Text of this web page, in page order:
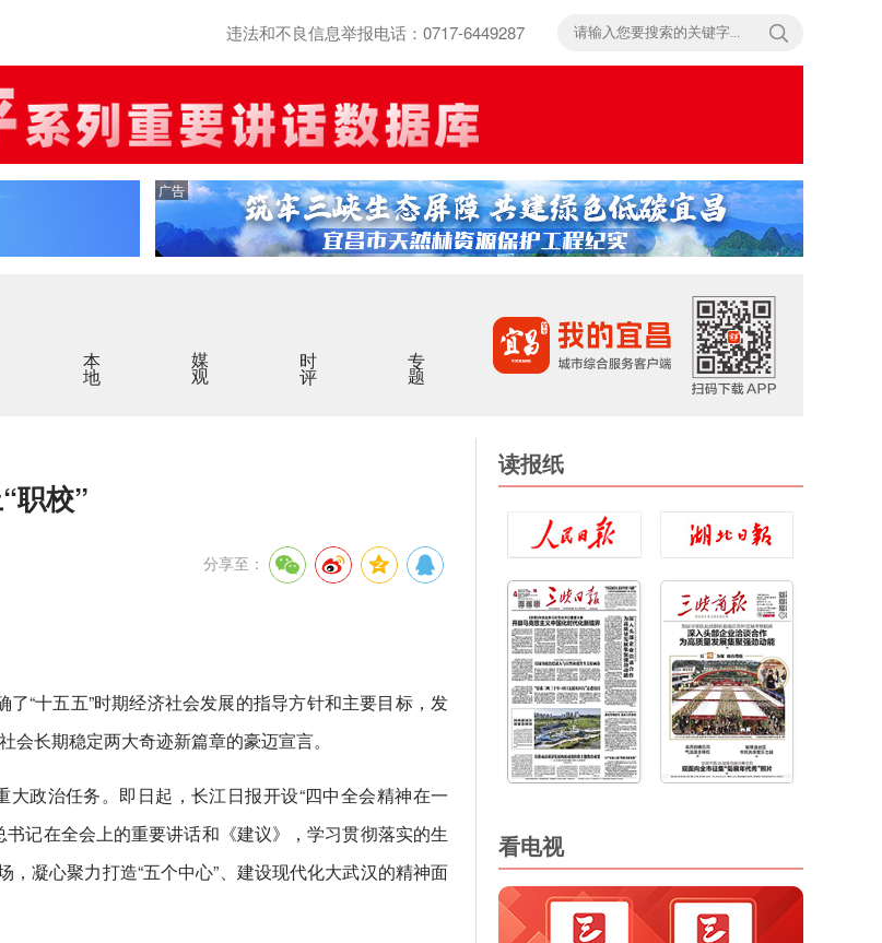
违法和不良信息举报电话：0717-6449287
广告
本地 媒观 时评 专题
职校”
分享至：
“十五五”时期经济社会发展的指导方针和主要目标，发
长期稳定两大奇迹新篇章的豪迈宣言。
政治任务。即日起，长江日报开设“四中全会精神在一
记在全会上的重要讲话和《建议》，学习贯彻落实的生
凝心聚力打造“五个中心”、建设现代化大武汉的精神面
读报纸
看电视